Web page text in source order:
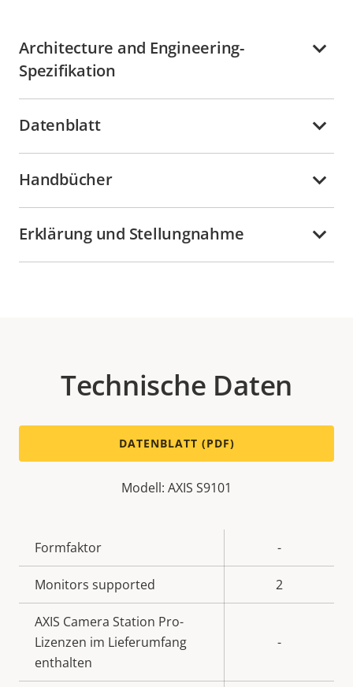
Architecture and Engineering-
Spezifikation
Datenblatt
Handbücher
Erklärung und Stellungnahme
Technische Daten
DATENBLATT (PDF)
Modell: AXIS S9101
Eigentumsbeschreibung Eigentumswert
Formfaktor -
Monitors supported 2
AXIS Camera Station Pro-
Lizenzen im Lieferumfang
enthalten
-